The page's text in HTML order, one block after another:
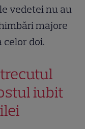
vedetei nu au
majore
celor doi.
iubit